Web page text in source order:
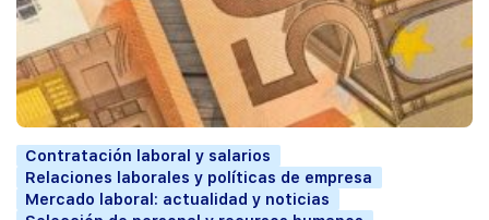
Contratación laboral y salarios
Relaciones laborales y políticas de empresa
Mercado laboral: actualidad y noticias